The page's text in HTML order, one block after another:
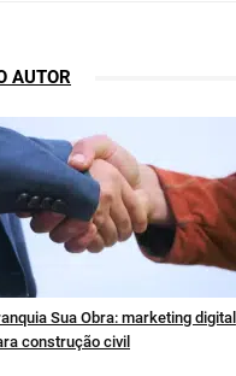
AUTOR
Sua Obra: marketing digital
construção civil